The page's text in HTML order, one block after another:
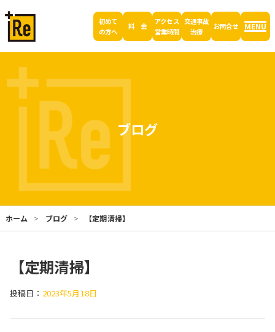
初めて
の方へ
料 金
アクセス
営業時間
交通事故
治療
お問合せ MENU
ブログ
ホーム ブログ 【定期清掃】
【定期清掃】
投稿日： 2023年5月18日